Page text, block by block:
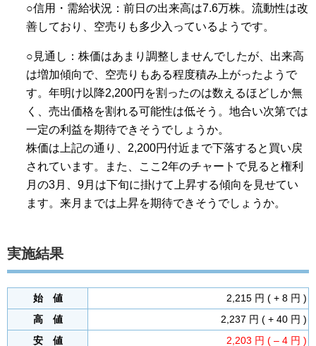
○信用・需給状況：前日の出来高は7.6万株。流動性は改
善しており、空売りも多少入っているようです。
○見通し：株価はあまり調整しませんでしたが、出来高
は増加傾向で、空売りもある程度積み上がったようで
す。年明け以降2,200円を割ったのは数えるほどしか無
く、売出価格を割れる可能性は低そう。地合い次第では
一定の利益を期待できそうでしょうか。
株価は上記の通り、2,200円付近まで下落すると買い戻
されています。また、ここ2年のチャートで見ると権利
月の3月、9月は下旬に掛けて上昇する傾向を見せてい
ます。来月までは上昇を期待できそうでしょうか。
実施結果
始 値
2,215 円 ( + 8 円 )
高 値
2,237 円 ( + 40 円 )
安 値
2,203 円 ( – 4 円 )